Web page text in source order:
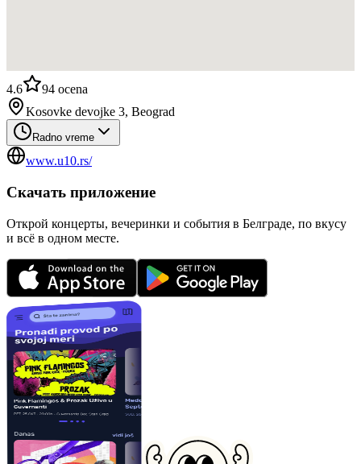
4.6 94 ocena
Kosovke devojke 3, Beograd
Radno vreme
www.u10.rs/
Скачать приложение
Открой концерты, вечеринки и события в Белграде, по вкусу
и всё в одном месте.